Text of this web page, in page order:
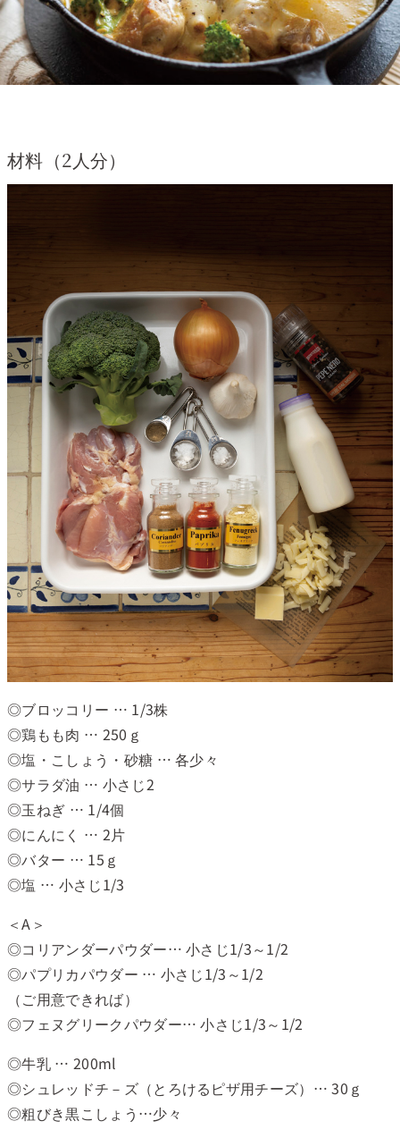
材料（2人分）
◎ブロッコリー … 1/3株
◎鶏もも肉 … 250ｇ
◎塩・こしょう・砂糖 … 各少々
◎サラダ油 … 小さじ2
◎玉ねぎ … 1/4個
◎にんにく … 2片
◎バター … 15ｇ
◎塩 … 小さじ1/3
＜A＞
◎コリアンダーパウダー… 小さじ1/3～1/2
◎パプリカパウダー … 小さじ1/3～1/2
（ご用意できれば）
◎フェヌグリークパウダー… 小さじ1/3～1/2
◎牛乳 … 200ml
◎シュレッドチ－ズ（とろけるピザ用チーズ）… 30ｇ
◎粗びき黒こしょう…少々